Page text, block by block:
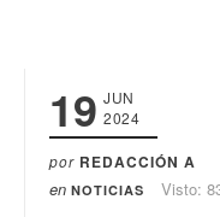
19 JUN
2024
por REDACCIÓN A
en NOTICIAS Visto: